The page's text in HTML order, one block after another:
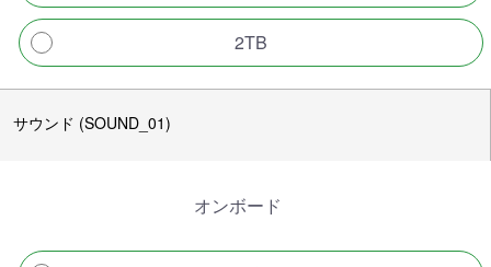
2TB
サウンド (SOUND_01)
オンボード